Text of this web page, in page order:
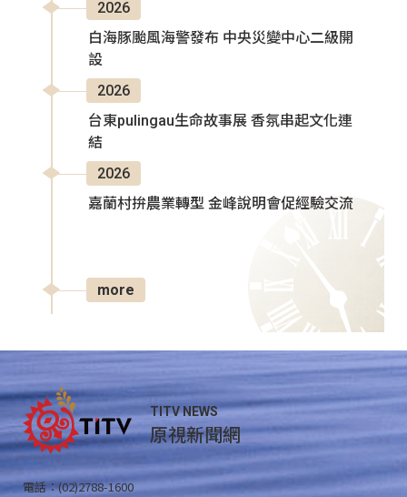
2026
白海豚颱風海警發布 中央災變中心二級開
設
2026
台東pulingau生命故事展 香氛串起文化連
結
2026
嘉蘭村拚農業轉型 金峰說明會促經驗交流
more
TITV NEWS
原視新聞網
電話：(02)2788-1600